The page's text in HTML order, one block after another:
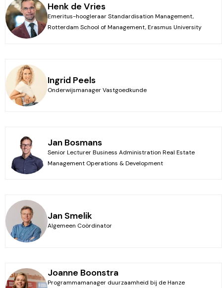
Henk de Vries
Emeritus-hoogleraar Standardisation Management,
Rotterdam School of Management, Erasmus University
Ingrid Peels
Onderwijsmanager Vastgoedkunde
Jan Bosmans
Senior Lecturer Business Administration Real Estate
Management Operations & Development
Jan Smelik
Algemeen Coördinator
Joanne Boonstra
Programmamanager duurzaamheid bij de Hanze